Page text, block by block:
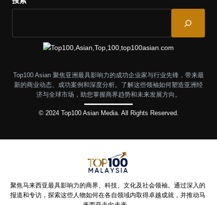
Top100 Asian 聚焦亚洲最具影响力的成功企业家与行业先锋，带来最
新的商业动态、成功案例和深度分析。了解这些领袖如何塑造亚洲经
济与全球市场，助您掌握商界趋势和未来发展方向。
© 2024 Top100 Asian Media. All Rights Reserved.
聚焦马来西亚最具影响力的商界、科技、文化及社会领袖。通过深入的
报道和专访，探索这些人物如何在各自领域内取得卓越成就，并推动马